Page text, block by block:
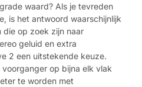
waard? Als je tevreden
is het antwoord waarschijnlijk
die op zoek zijn naar
geluid en extra
2 een uitstekende keuze.
op bijna elk vlak
te worden met